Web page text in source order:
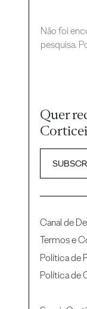
Não foi
pesquisa.
Quer
Canal de
Termos e
Política de
Política de